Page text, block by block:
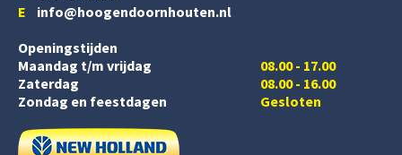
E info@hoogendoornhouten.nl
Openingstijden
Maandag t/m vrijdag
Zaterdag
08.00 - 17.00
08.00 - 16.00
Zondag en feestdagen
Gesloten